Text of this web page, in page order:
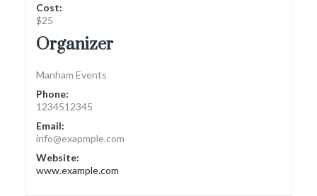
Cost:
$25
Organizer
Manham Events
Phone:
1234512345
Email:
info@exapmple.com
Website:
www.example.com